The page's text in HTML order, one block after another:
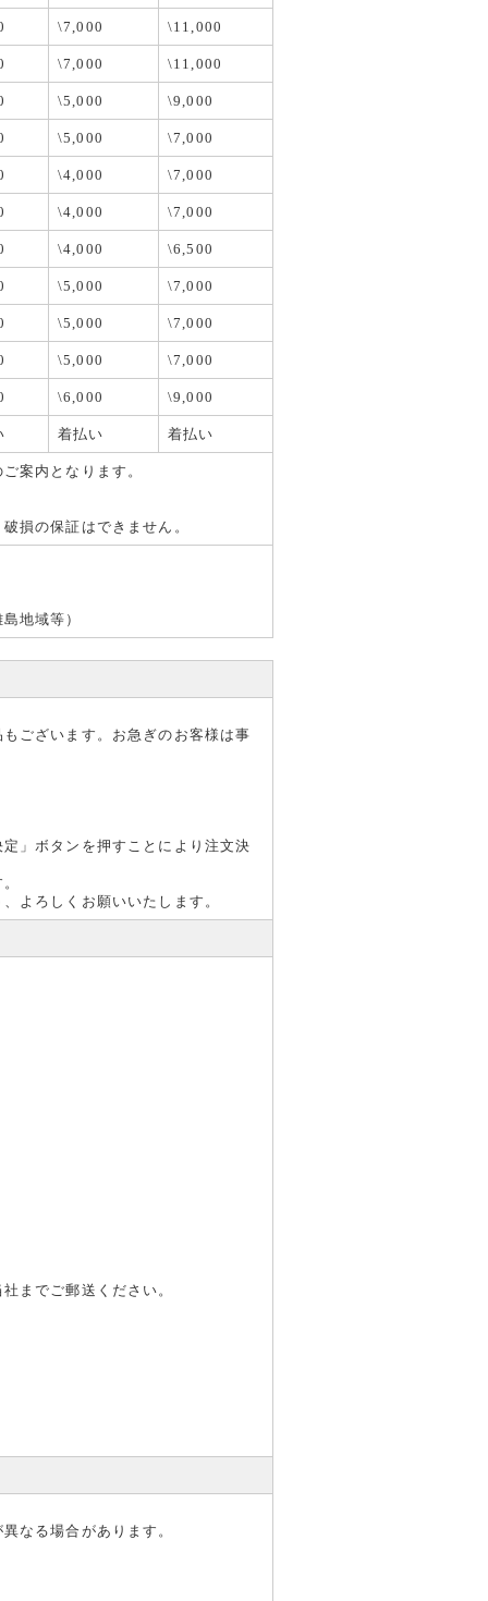
\7,000 \11,000
\7,000 \11,000
\5,000 \9,000
\5,000 \7,000
\4,000 \7,000
\4,000 \7,000
\4,000 \6,500
\5,000 \7,000
\5,000 \7,000
\5,000 \7,000
\6,000 \9,000
着払い 着払い
案内となります。
損の保証はできません。
地域等）
ございます。お急ぎのお客様は事
」ボタンを押すことにより注文決
よろしくお願いいたします。
までご郵送ください。
なる場合があります。